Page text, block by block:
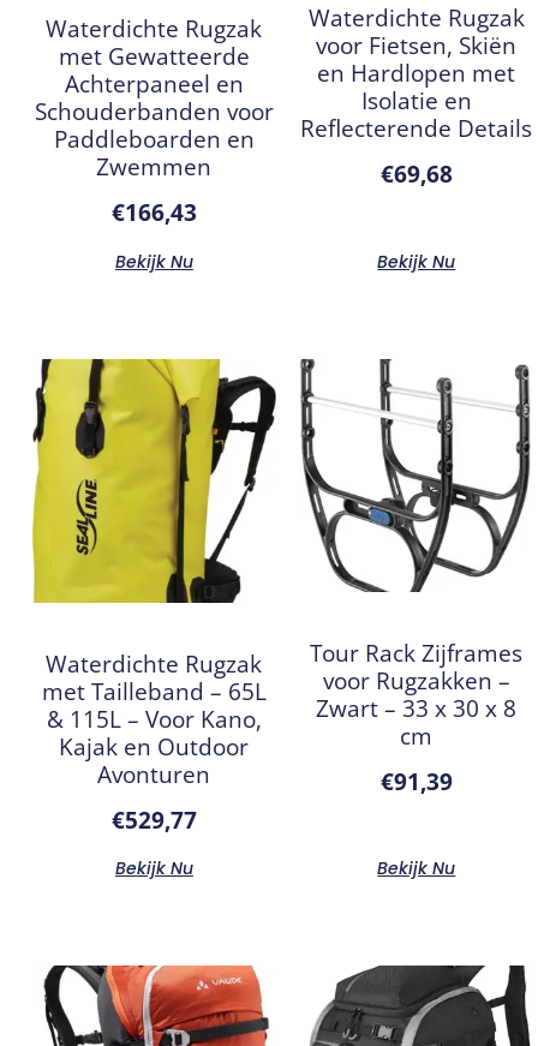
Waterdichte Rugzak
met Gewatteerde
Achterpaneel en
Schouderbanden voor
Paddleboarden en
Zwemmen
€166,43
Bekijk Nu
Waterdichte Rugzak
voor Fietsen, Skiën
en Hardlopen met
Isolatie en
Reflecterende Details
€69,68
Bekijk Nu
Waterdichte Rugzak
met Tailleband – 65L
& 115L – Voor Kano,
Kajak en Outdoor
Avonturen
€529,77
Bekijk Nu
Tour Rack Zijframes
voor Rugzakken –
Zwart – 33 x 30 x 8
cm
€91,39
Bekijk Nu